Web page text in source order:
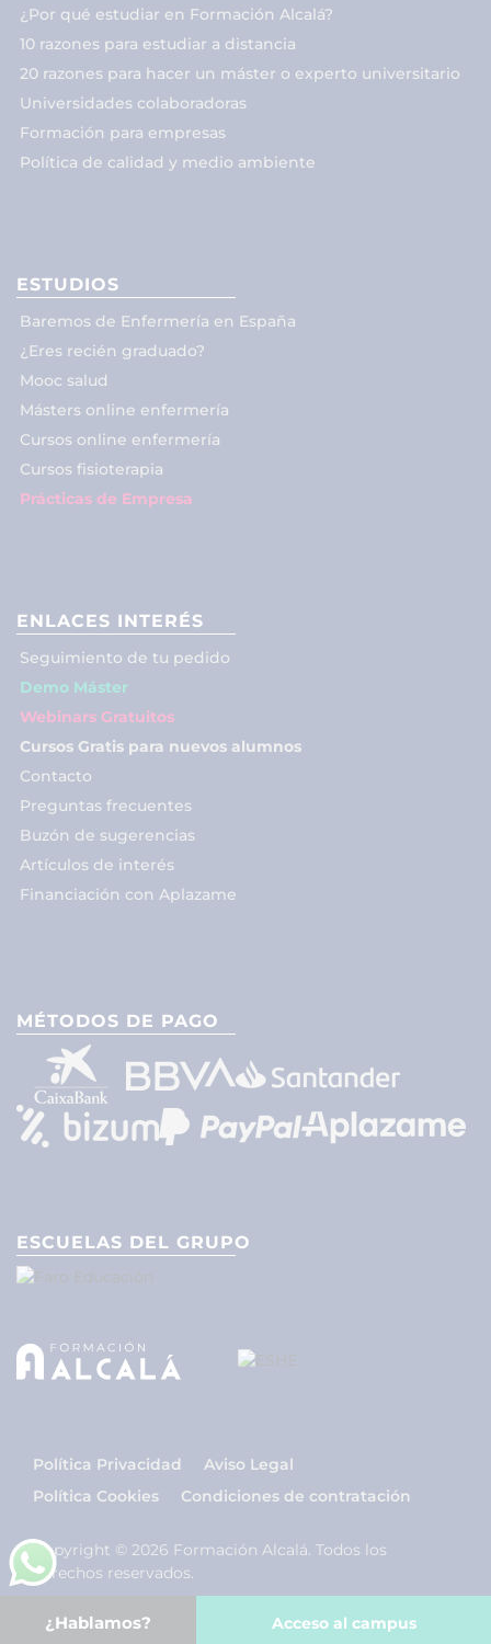
¿Hablamos? Acceso al campus
¿Por qué estudiar en Formación Alcalá?
10 razones para estudiar a distancia
20 razones para hacer un máster o experto universitario
Universidades colaboradoras
Formación para empresas
Política de calidad y medio ambiente
ESTUDIOS
Baremos de Enfermería en España
¿Eres recién graduado?
Mooc salud
Másters online enfermería
Cursos online enfermería
Cursos fisioterapia
Prácticas de Empresa
ENLACES INTERÉS
Seguimiento de tu pedido
Demo Máster
Webinars Gratuitos
Cursos Gratis para nuevos alumnos
Contacto
Preguntas frecuentes
Buzón de sugerencias
Artículos de interés
Financiación con Aplazame
MÉTODOS DE PAGO
ESCUELAS DEL GRUPO
Política Privacidad
Aviso Legal
Política Cookies
Condiciones de contratación
Copyright © 2026 Formación Alcalá. Todos los
derechos reservados.